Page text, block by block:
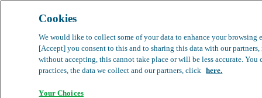
clear
Dirección médica
Farmacovigilancia
Objeción de calidad
Cookies
We would like to collect some of your data to enhance your
[Accept] you consent to this and to sharing this data with our
without accepting, this cannot take place or will be less accurate.
practices, the data we collect and our partners, click here.
Your Choices